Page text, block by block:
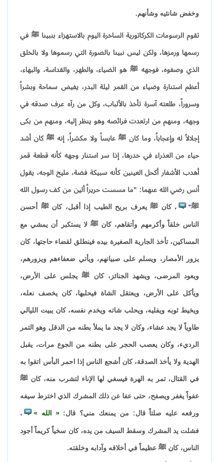
وخفض شانئيه وشأنهم.
تقوم الرسومات الكركاتورية الساخرة اليوم بالاستهزاء بنبينا ﷺ في
رسمها ورمزها، ولكن ليس نبينا بالصورة التي رسموها ولا بالخلق
الذي وصفوه، فوجهه ﷺ هو الضياء، والطهر، والقداسة، والبهاء،
أعظم استنارة وضياء من القمر ليلة البدر، يفيض سماحة وبشراً
وسروراً، طلعته آسرة تأخذ بالألباب، وكل من رآه عرف صدقه في
وجهه، ومنهم من ارتعدت فرائصه وهو ينظر إليه، ومنهم من بكى
إجلالاً له وإعجاباً، وما كان ﷺ عابساً ولا مكشراً، إنه ﷺ كان أشد
حياء من العذراء في خدرها، إذا سر استنار وجهه كأنه قطعة قمر
أهدب الأشفار أكحل العينين كأنه سبيكة فضة، مليح الوجه، يقول
أنس رضي الله عنهما: "ما مسست حريراً ألين من كف رسول الله
ﷺ" ، كان ﷺ يعرف بريح الطيب إذا أقبل، كان ﷺ أحسن
الناس خلقاً وأكرمهم وأتقاهم، كان ﷺ لا يستكبر أن يمشي مع
المساكين، تأخذ الجارية الصغيرة بيده فينطلق لقضاء حاجتها، كان
يزور الأمصار، ويسلم على صبيانهم، ويأتي ضعفاءهم ويزورهم،
ويعود المرضى، ويشهد الجنائز، كان ﷺ يجلس على الأرض،
ويأكل على الأرض، ويعتقل الشاة فيحلبها، كان يخصف نعله،
ويخيط ثوبه ويفليه، ويحلب شاته ويخدم نفسه، كان يبيت الليالي
طاوياً لا يجد عشاء، وكان لا يجد ما يملأ بطنه من الدقل وهو التمر
الرديء، وكان يعصب الحجر على بطنه من الجوع مرات، يقبل
الهدية ولا يأخذ الصدقة، كان أشجع الناس إذا احمر البأس اتقوا به
في القتال، تمر به الهرة فيسغي لها الإناء لتشرب منه، كان ﷺ
عفواً يغفر ويصفح، حتى عفا عن ذلك المشرك الذي اخترط سيفه
ورفعه عليه صلتاً قال: من يمنعك مني؟ قال: الله ،
فشلت يد المشرك وسقط السيف من يده، كان سخياً كريماً أجود
الناس، كان ﷺ عظيماً في أخلاقه وآدابه وخلقته.